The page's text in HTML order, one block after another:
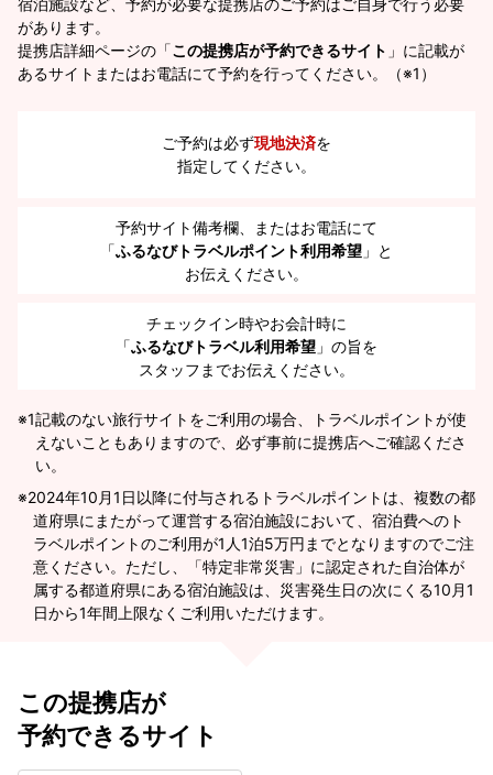
があります。
提携店詳細ページの「この提携店が予約できるサイト 」に記載が
あるサイトまたはお電話にて予約を行ってください。（※1）
ご予約は必ず現地決済を
指定してください。
予約サイト備考欄、またはお電話にて
「ふるなびトラベルポイント利用希望 」と
お伝えください。
チェックイン時やお会計時に
「ふるなびトラベル利用希望 」の旨を
スタッフまでお伝えください。
※1記載のない旅行サイトをご利用の場合、トラベルポイントが使
えないこともありますので、必ず事前に提携店へご確認くださ
い。
2024年10月1日以降に付与されるトラベルポイントは、複数の都
道府県にまたがって運営する宿泊施設において、宿泊費へのト
ラベルポイントのご利用が1人1泊5万円までとなりますのでご注
意ください。ただし、「特定非常災害」に認定された自治体が
属する都道府県にある宿泊施設は、災害発生日の次にくる10月1
日から1年間上限なくご利用いただけます。
この提携店が
予約できるサイト